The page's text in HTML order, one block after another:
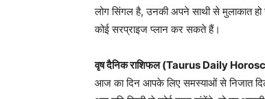
लोग सिंगल है, उनकी अपने साथी से मुलाकात हो
कोई सरप्राइज प्लान कर सकते हैं।
वृष दैनिक राशिफल (Taurus Daily
आज का दिन आपके लिए समस्याओं से निजात